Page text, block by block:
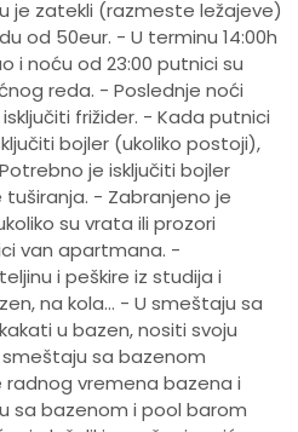
je zatekli (razmeste ležajeve)
od 50eur. - U terminu 14:00h
i noću od 23:00 putnici su
reda. - Poslednje noći
frižider. - Kada putnici
bojler (ukoliko postoji),
je isključiti bojler
- Zabranjeno je
su vrata ili prozori
van apartmana. -
i peškire iz studija i
na kola... - U smeštaju sa
u bazen, nositi svoju
sa bazenom
vremena bazena i
sa bazenom i pool barom